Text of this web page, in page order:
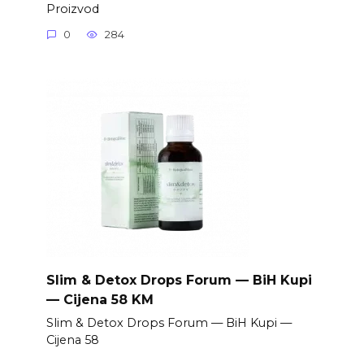
Proizvod
0 284
Slim & Detox Drops Forum — BiH Kupi
— Cijena 58 KM
Slim & Detox Drops Forum — BiH Kupi —
Cijena 58